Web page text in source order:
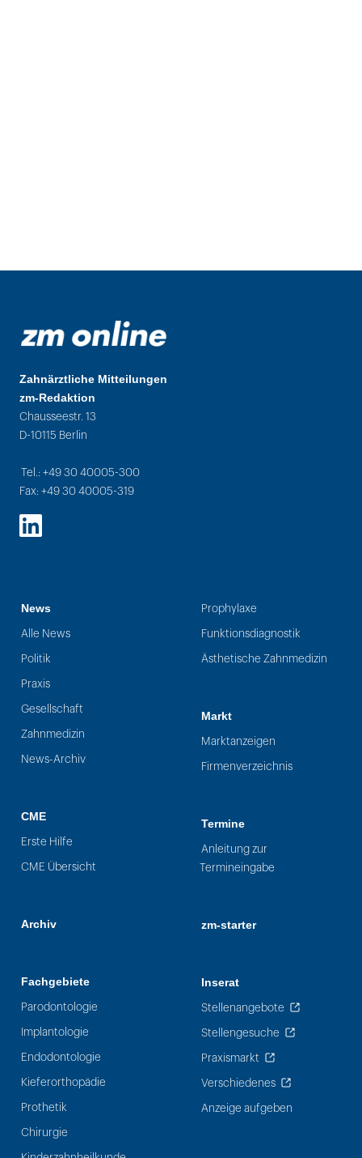
Zahnärztliche Mitteilungen
zm-Redaktion
Chausseestr. 13
D-10115 Berlin
Tel.: +49 30 40005-300
Fax: +49 30 40005-319
LinkedIn
News
Alle News
Politik
Praxis
Gesellschaft
Zahnmedizin
News-Archiv
CME
Erste Hilfe
CME Übersicht
Archiv
Fachgebiete
Parodontologie
Implantologie
Endodontologie
Kieferorthopädie
Prothetik
Chirurgie
Prophylaxe
Funktionsdiagnostik
Ästhetische Zahnmedizin
Markt
Marktanzeigen
Firmenverzeichnis
Termine
Anleitung zur
Termineingabe
zm-starter
Inserat
Stellenangebote
Stellengesuche
Praxismarkt
Verschiedenes
Anzeige aufgeben